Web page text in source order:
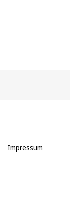
Impressum